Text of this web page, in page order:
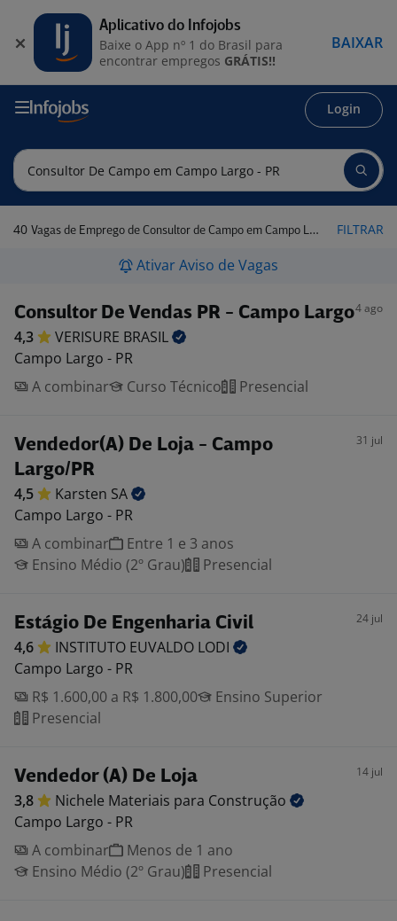
Login
40 Vagas de Emprego de Consultor de Campo em Campo Largo - PR FILTRAR
Ativar Aviso de Vagas
Consultor De Vendas PR - Campo Largo4 ago
4,3 VERISURE BRASIL
Campo Largo - PR
A combinar
Curso Técnico Presencial
Vendedor(A) De Loja - Campo
Largo/PR
31 jul
4,5 Karsten SA
Campo Largo - PR
A combinar
Entre 1 e 3 anos
Ensino Médio (2º Grau)
Presencial
Estágio De Engenharia Civil 24 jul
4,6 INSTITUTO EUVALDO LODI
Campo Largo - PR
R$ 1.600,00 a R$ 1.800,00
Ensino Superior
Presencial
Vendedor (A) De Loja 14 jul
3,8 Nichele Materiais para Construção
Campo Largo - PR
A combinar
Menos de 1 ano
Ensino Médio (2º Grau)
Presencial
Aplicativo do Infojobs
Baixe o App nº 1 do Brasil para
encontrar empregos GRÁTIS!!
BAIXAR